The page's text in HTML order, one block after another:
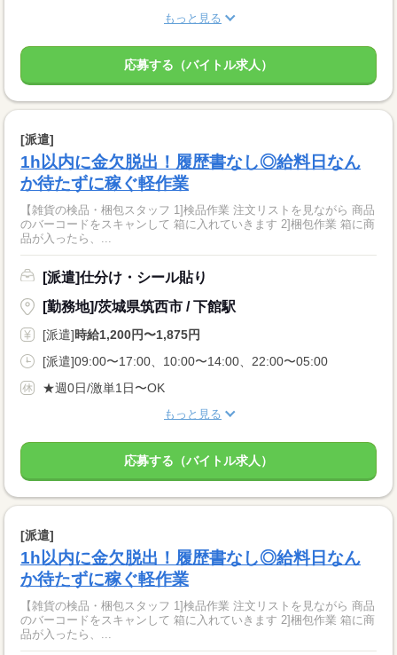
もっと見る
応募する（バイトル求人）
[派遣]
1h以内に金欠脱出！履歴書なし◎給料日なん
か待たずに稼ぐ軽作業
【雑貨の検品・梱包スタッフ 1]検品作業 注文リストを見ながら 商品
のバーコードをスキャンして 箱に入れていきます 2]梱包作業 箱に商
品が入ったら、...
[派遣]仕分け・シール貼り
[勤務地]/茨城県筑西市 / 下館駅
[派遣]時給1,200円〜1,875円
[派遣]09:00〜17:00、10:00〜14:00、22:00〜05:00
★週0日/激単1日〜OK
もっと見る
応募する（バイトル求人）
[派遣]
1h以内に金欠脱出！履歴書なし◎給料日なん
か待たずに稼ぐ軽作業
【雑貨の検品・梱包スタッフ 1]検品作業 注文リストを見ながら 商品
のバーコードをスキャンして 箱に入れていきます 2]梱包作業 箱に商
品が入ったら、...